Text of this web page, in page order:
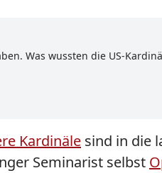
Was wussten die US-
Kardinäle sind in die
Seminarist selbst